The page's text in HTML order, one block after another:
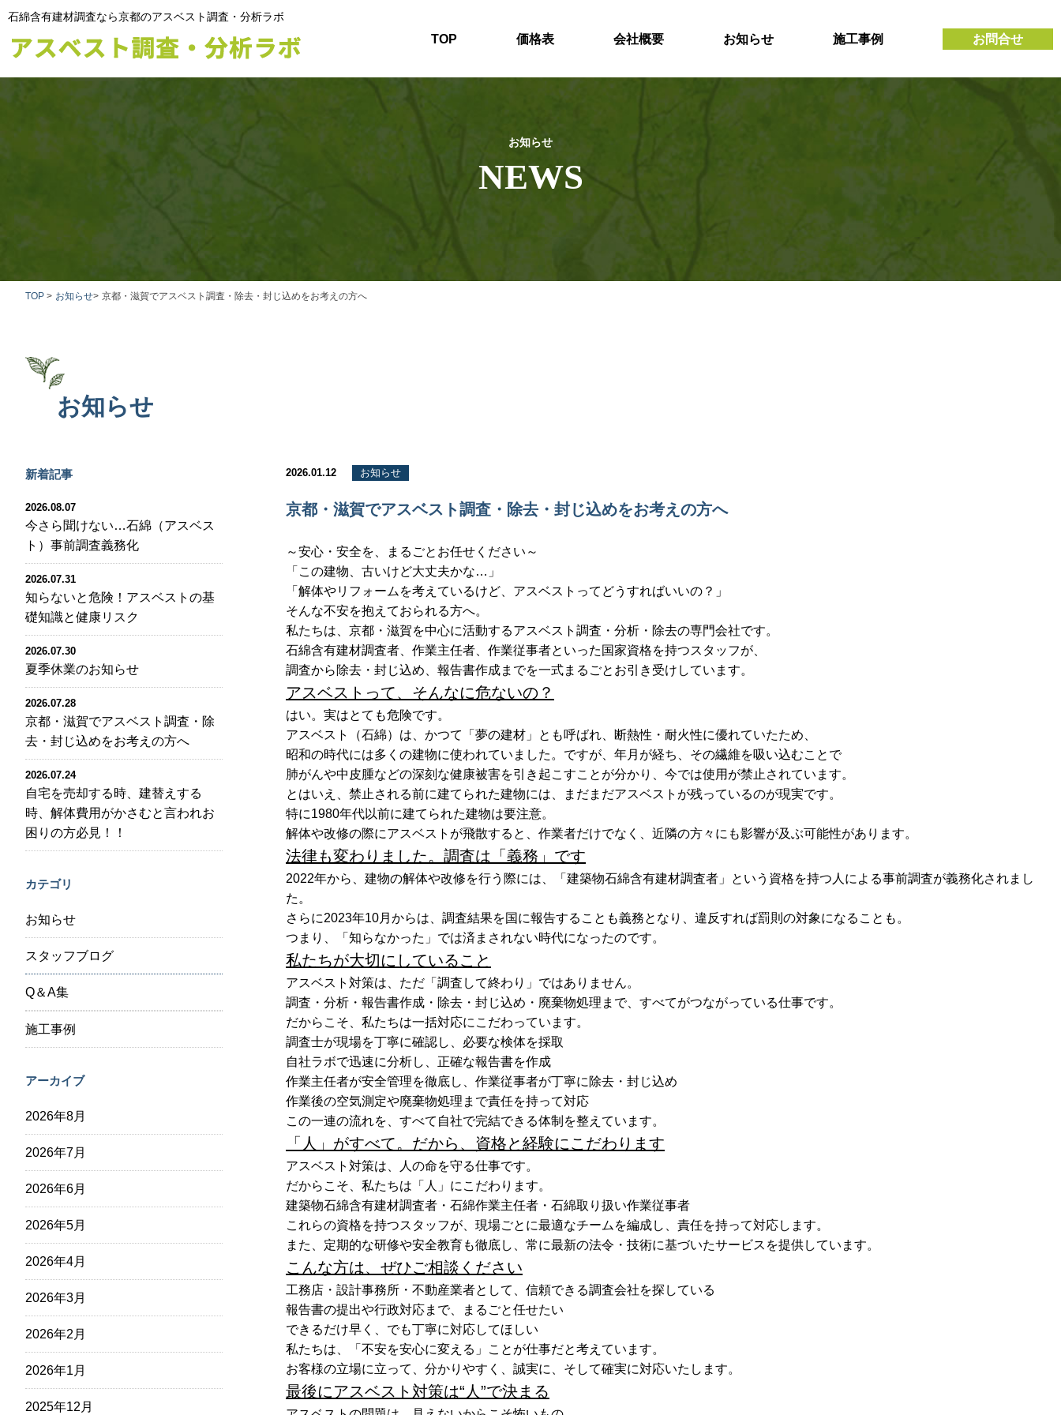
石綿含有建材調査なら京都のアスベスト調査・分析ラボ
TOP 価格表 会社概要 お知らせ 施工事例 お問合せ
お知らせ
NEWS
TOP > お知らせ> 京都・滋賀でアスベスト調査・除去・封じ込めをお考えの方へ
お知らせ
新着記事
2026.08.07
今さら聞けない…石綿（アスベス
ト）事前調査義務化
2026.07.31
知らないと危険！アスベストの基
礎知識と健康リスク
2026.07.30
夏季休業のお知らせ
2026.07.28
京都・滋賀でアスベスト調査・除
去・封じ込めをお考えの方へ
2026.07.24
自宅を売却する時、建替えする
時、解体費用がかさむと言われお
困りの方必見！！
カテゴリ
お知らせ
スタッフブログ
Q＆A集
施工事例
アーカイブ
2026年8月
2026年7月
2026年6月
2026年5月
2026年4月
2026年3月
2026年2月
2026年1月
2025年12月
2026.01.12 お知らせ
京都・滋賀でアスベスト調査・除去・封じ込めをお考えの方へ
～安心・安全を、まるごとお任せください～
「この建物、古いけど大丈夫かな…」
「解体やリフォームを考えているけど、アスベストってどうすればいいの？」
そんな不安を抱えておられる方へ。
私たちは、京都・滋賀を中心に活動するアスベスト調査・分析・除去の専門会社です。
石綿含有建材調査者、作業主任者、作業従事者といった国家資格を持つスタッフが、
調査から除去・封じ込め、報告書作成までを一式まるごとお引き受けしています。
アスベストって、そんなに危ないの？
はい。実はとても危険です。
アスベスト（石綿）は、かつて「夢の建材」とも呼ばれ、断熱性・耐火性に優れていたため、
昭和の時代には多くの建物に使われていました。ですが、年月が経ち、その繊維を吸い込むことで
肺がんや中皮腫などの深刻な健康被害を引き起こすことが分かり、今では使用が禁止されています。
とはいえ、禁止される前に建てられた建物には、まだまだアスベストが残っているのが現実です。
特に1980年代以前に建てられた建物は要注意。
解体や改修の際にアスベストが飛散すると、作業者だけでなく、近隣の方々にも影響が及ぶ可能性があります。
法律も変わりました。調査は「義務」です
2022年から、建物の解体や改修を行う際には、「建築物石綿含有建材調査者」という資格を持つ人による事前調査が義務化されまし
た。
さらに2023年10月からは、調査結果を国に報告することも義務となり、違反すれば罰則の対象になることも。
つまり、「知らなかった」では済まされない時代になったのです。
私たちが大切にしていること
アスベスト対策は、ただ「調査して終わり」ではありません。
調査・分析・報告書作成・除去・封じ込め・廃棄物処理まで、すべてがつながっている仕事です。
だからこそ、私たちは一括対応にこだわっています。
調査士が現場を丁寧に確認し、必要な検体を採取
自社ラボで迅速に分析し、正確な報告書を作成
作業主任者が安全管理を徹底し、作業従事者が丁寧に除去・封じ込め
作業後の空気測定や廃棄物処理まで責任を持って対応
この一連の流れを、すべて自社で完結できる体制を整えています。
「人」がすべて。だから、資格と経験にこだわります
アスベスト対策は、人の命を守る仕事です。
だからこそ、私たちは「人」にこだわります。
建築物石綿含有建材調査者・石綿作業主任者・石綿取り扱い作業従事者
これらの資格を持つスタッフが、現場ごとに最適なチームを編成し、責任を持って対応します。
また、定期的な研修や安全教育も徹底し、常に最新の法令・技術に基づいたサービスを提供しています。
こんな方は、ぜひご相談ください
工務店・設計事務所・不動産業者として、信頼できる調査会社を探している
報告書の提出や行政対応まで、まるごと任せたい
できるだけ早く、でも丁寧に対応してほしい
私たちは、「不安を安心に変える」ことが仕事だと考えています。
お客様の立場に立って、分かりやすく、誠実に、そして確実に対応いたします。
最後にアスベスト対策は“人”で決まる